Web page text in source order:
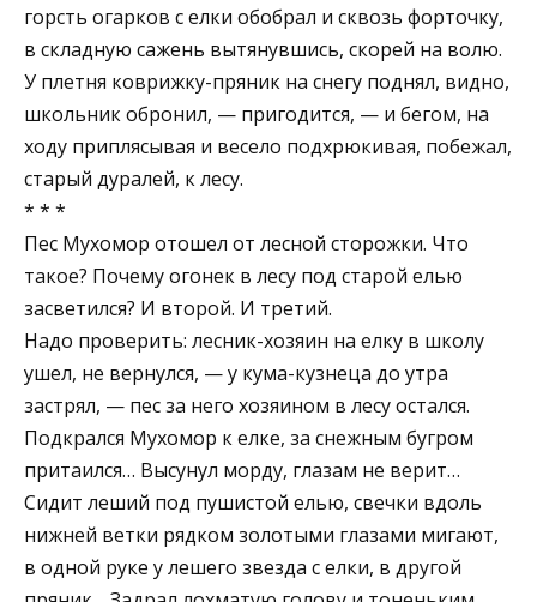
горсть огарков с елки обобрал и сквозь форточку,
в складную сажень вытянувшись, скорей на волю.
У плетня коврижку-пряник на снегу поднял, видно,
школьник обронил, — пригодится, — и бегом, на
ходу приплясывая и весело подхрюкивая, побежал,
старый дуралей, к лесу.
* * *
Пес Мухомор отошел от лесной сторожки. Что
такое? Почему огонек в лесу под старой елью
засветился? И второй. И третий.
Надо проверить: лесник-хозяин на елку в школу
ушел, не вернулся, — у кума-кузнеца до утра
застрял, — пес за него хозяином в лесу остался.
Подкрался Мухомор к елке, за снежным бугром
притаился… Высунул морду, глазам не верит…
Сидит леший под пушистой елью, свечки вдоль
нижней ветки рядком золотыми глазами мигают,
в одной руке у лешего звезда с елки, в другой